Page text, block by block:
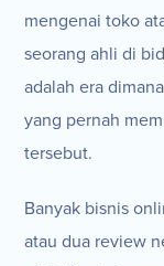
mengenai toko
seorang ahli di
adalah era
yang pernah
tersebut.
Banyak bisnis
atau dua review